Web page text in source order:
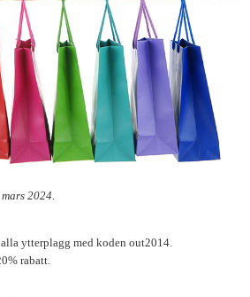
2024.
ytterplagg med koden out2014.
rabatt.